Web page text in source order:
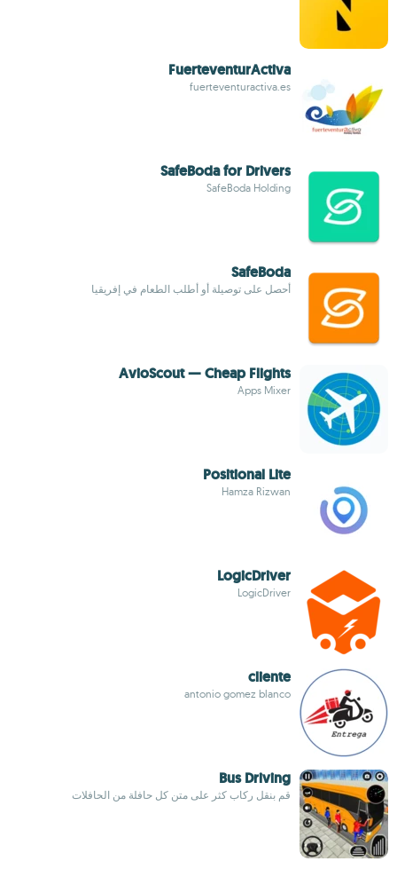
FuerteventurActiva
fuerteventuractiva.es
SafeBoda for Drivers
SafeBoda Holding
SafeBoda
أحصل على توصيلة أو أطلب الطعام في إفريقيا
AvioScout — Cheap Flights
Apps Mixer
Positional Lite
Hamza Rizwan
LogicDriver
LogicDriver
cliente
antonio gomez blanco
Bus Driving
قم بنقل ركاب كثر على متن كل حافلة من الحافلات